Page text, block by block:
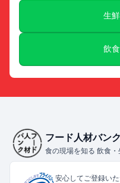
生
飲
フード人材バンク
食の現場を知る 飲食
安心してご登録い